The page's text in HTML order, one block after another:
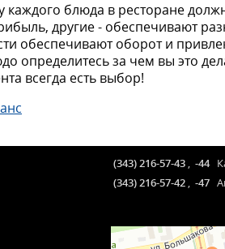
каждого блюда в ресторане
другие - обеспечивают
обеспечивают оборот и
определитесь за чем вы это
всегда есть выбор!
(343) 216-57-43 , -44
(343) 216-57-42 , -47